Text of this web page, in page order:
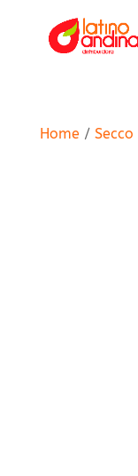
Home / Secco